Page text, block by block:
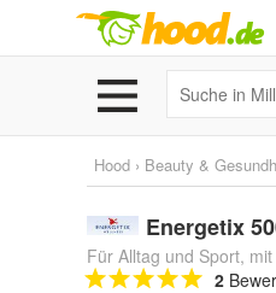
Hood › Beauty &
Energetix
Für Alltag und Sport,
2